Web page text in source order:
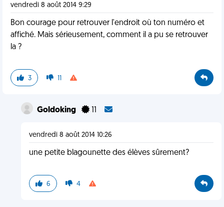
vendredi 8 août 2014 9:29
Bon courage pour retrouver l'endroit où ton numéro et
affiché. Mais sérieusement, comment il a pu se retrouver
la ?
3 11
Goldoking 11
vendredi 8 août 2014 10:26
une petite blagounette des élèves sûrement?
6 4